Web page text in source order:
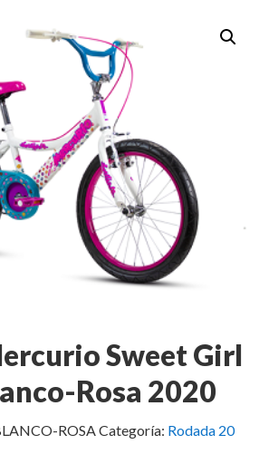
Sweet Girl
Rosa 2020
ROSA Categoría: Rodada 20